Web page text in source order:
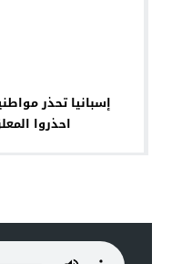
إسبانيا تحذر
احذروا